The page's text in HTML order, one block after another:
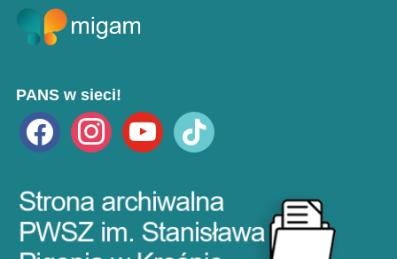
PANS w sieci!
facebook instagramyoutube tiktok